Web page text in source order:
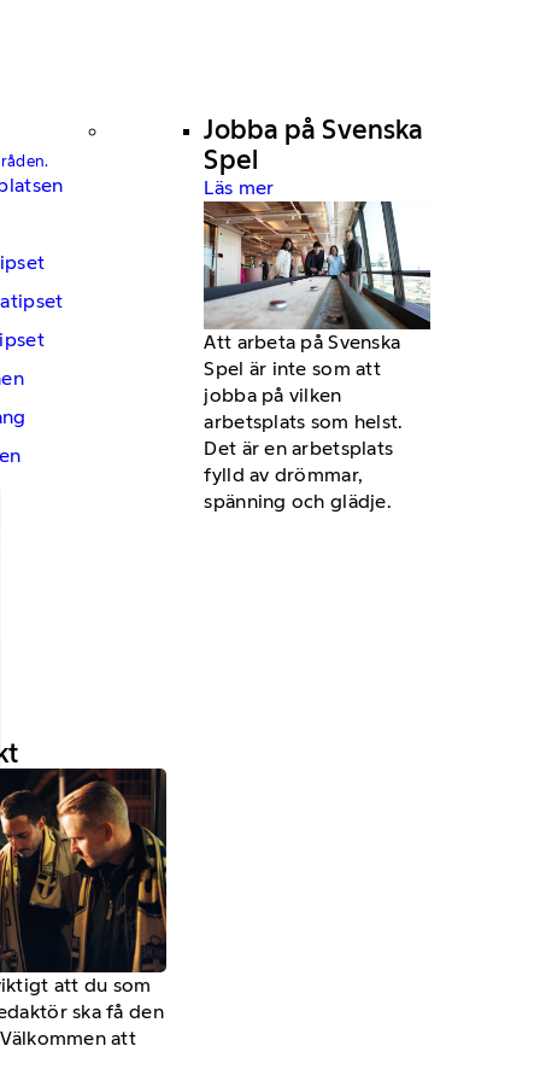
Jobba på Svenska
Spel
Läs mer
Att arbeta på Svenska
Spel är inte som att
jobba på vilken
arbetsplats som helst.
Det är en arbetsplats
fylld av drömmar,
spänning och glädje.
att du som
ska få den
att